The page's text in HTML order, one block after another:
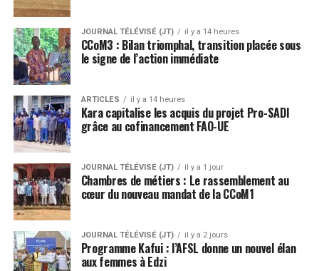
JOURNAL TÉLÉVISÉ (JT) il y a 14 heures
CCoM3 : Bilan triomphal, transition placée sous
le signe de l’action immédiate
ARTICLES il y a 14 heures
Kara capitalise les acquis du projet Pro-SADI
grâce au cofinancement FAO-UE
JOURNAL TÉLÉVISÉ (JT) il y a 1 jour
Chambres de métiers : Le rassemblement au
cœur du nouveau mandat de la CCoM1
JOURNAL TÉLÉVISÉ (JT) il y a 2 jours
Programme Kafui : l’AFSL donne un nouvel élan
aux femmes à Edzi